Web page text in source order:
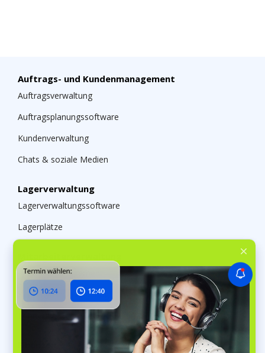
Auftrags- und Kundenmanagement
Auftragsverwaltung
Auftragsplanungssoftware
Kundenverwaltung
Chats & soziale Medien
Lagerverwaltung
Lagerverwaltungssoftware
Lagerplätze
Personalmanagement
Personaleinsatzplanung
Lohn- und Gehaltsabrechnung